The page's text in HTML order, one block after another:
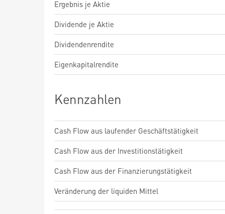
Ergebnis je Aktie
Dividende je Aktie
Dividendenrendite
Eigenkapitalrendite
Kennzahlen
Cash Flow aus laufender Geschäftstätigkeit
Cash Flow aus der Investitionstätigkeit
Cash Flow aus der Finanzierungstätigkeit
Veränderung der liquiden Mittel